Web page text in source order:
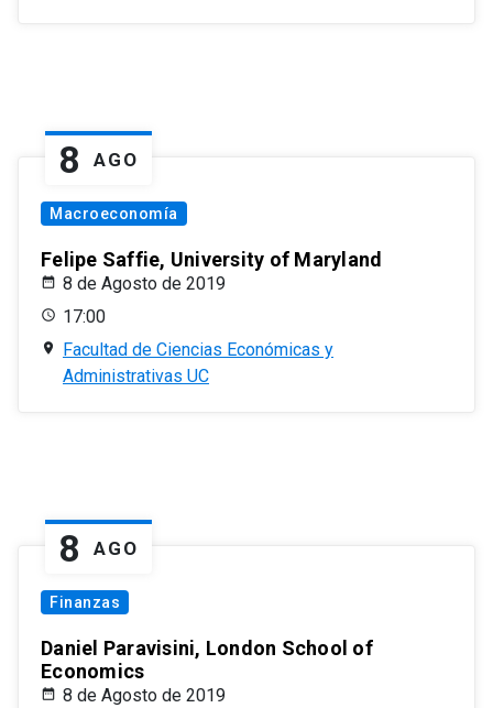
8 AGO
Macroeconomía
Felipe Saffie, University of Maryland
8 de Agosto de 2019
17:00
Facultad de Ciencias Económicas y
Administrativas UC
8 AGO
Finanzas
Daniel Paravisini, London School of
Economics
8 de Agosto de 2019